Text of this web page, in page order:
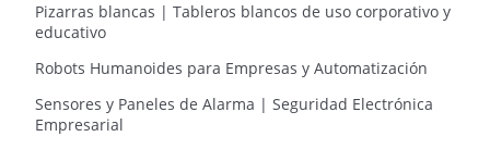
Pizarras blancas | Tableros blancos de uso corporativo y
educativo
Robots Humanoides para Empresas y Automatización
Sensores y Paneles de Alarma | Seguridad Electrónica
Empresarial